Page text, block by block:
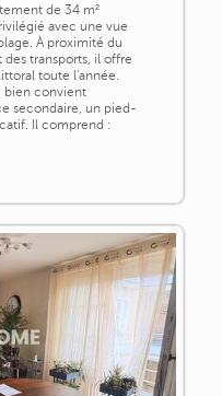
de 34 m²
avec une vue
À proximité du
transports, il offre
toute l'année.
bien convient
secondaire, un pied-
Il comprend :